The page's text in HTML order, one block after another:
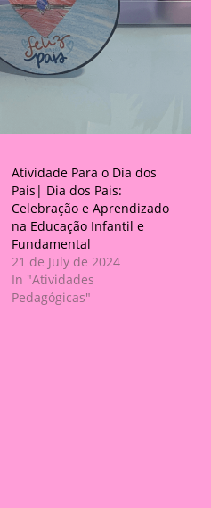
Atividade Para o Dia dos
Pais| Dia dos Pais:
Celebração e Aprendizado
na Educação Infantil e
Fundamental
21 de July de 2024
In "Atividades
Pedagógicas"